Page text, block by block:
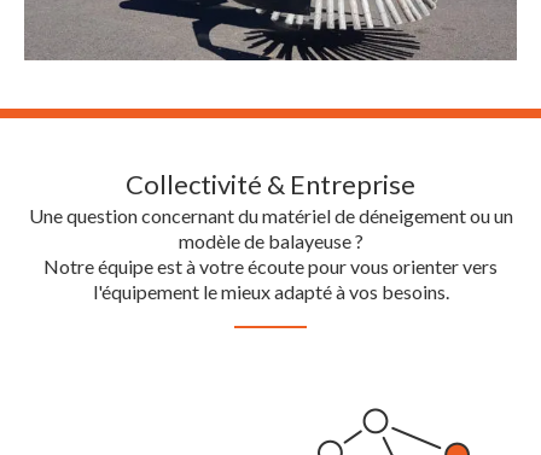
Collectivité & Entreprise
Une question concernant du matériel de déneigement ou un
modèle de balayeuse ?
Notre équipe est à votre écoute pour vous orienter vers
l'équipement le mieux adapté à vos besoins.